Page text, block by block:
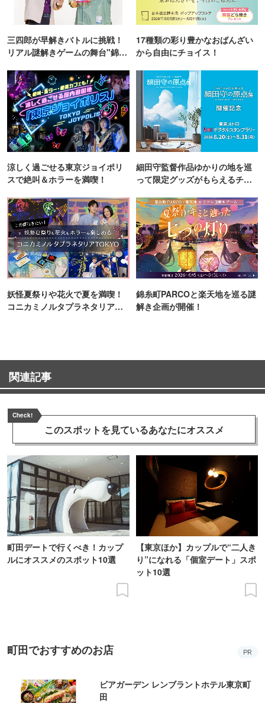
三四郎が早解きバトルに挑戦！
リアル謎解きゲームの舞台"錦糸
17種類の彩り豊かなおばんざい
から自由にチョイス！
涼しく過ごせる東京ジョイポリ
スで絶叫＆ホラーを満喫！
細田守監督作品ゆかりの地を巡
って限定グッズがもらえるチャ
妖怪夏祭りや花火で夏を満喫！
コニカミノルタプラネタリア
錦糸町PARCOと楽天地を巡る謎
解き企画が開催！
関連記事
Check!
このスポットを見ているあなたにオススメ
町田デートで行くべき！カップ
ルにオススメのスポット10選
【東京ほか】カップルで“二人き
り”になれる「個室デート」スポ
ット10選
町田でおすすめのお店 PR
ビアガーデン レンブラントホテル東京町
田